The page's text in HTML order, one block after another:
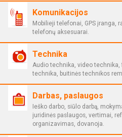
Komunikacijos
Mobilieji telefonai, GPS įranga,
telefonų aksesuarai.
Technika
Audio technika, video
technika, buitinės technikos
Darbas, paslaugos
Ieško darbo, siūlo darbą,
juridinės paslaugos, vertimai,
organizavimas, dovanoja.